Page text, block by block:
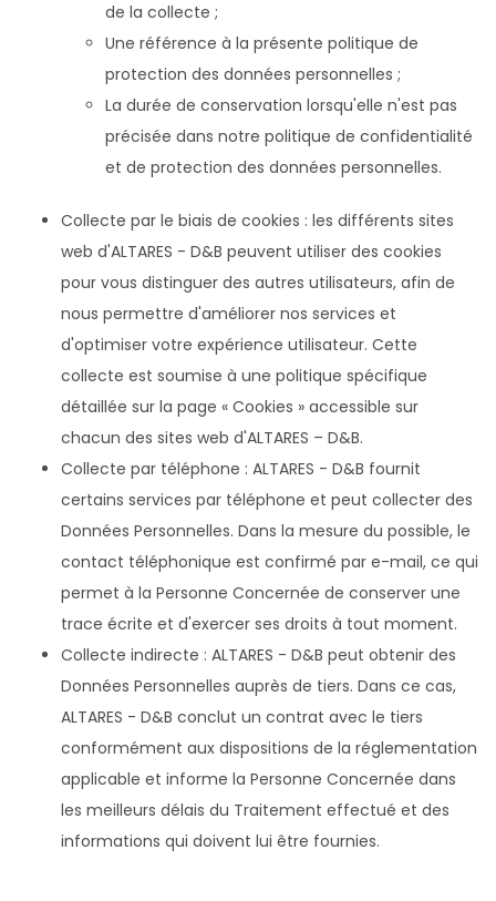
de la collecte ;
Une référence à la présente politique de
protection des données personnelles ;
La durée de conservation lorsqu'elle n'est pas
précisée dans notre politique de confidentialité
et de protection des données personnelles.
Collecte par le biais de cookies : les différents sites
web d'ALTARES - D&B peuvent utiliser des cookies
pour vous distinguer des autres utilisateurs, afin de
nous permettre d'améliorer nos services et
d'optimiser votre expérience utilisateur. Cette
collecte est soumise à une politique spécifique
détaillée sur la page « Cookies » accessible sur
chacun des sites web d'ALTARES – D&B.
Collecte par téléphone : ALTARES - D&B fournit
certains services par téléphone et peut collecter des
Données Personnelles. Dans la mesure du possible, le
contact téléphonique est confirmé par e-mail, ce qui
permet à la Personne Concernée de conserver une
trace écrite et d'exercer ses droits à tout moment.
Collecte indirecte : ALTARES - D&B peut obtenir des
Données Personnelles auprès de tiers. Dans ce cas,
ALTARES - D&B conclut un contrat avec le tiers
conformément aux dispositions de la réglementation
applicable et informe la Personne Concernée dans
les meilleurs délais du Traitement effectué et des
informations qui doivent lui être fournies.